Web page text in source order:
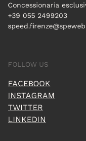
Concessionaria
+39 055 2499203
FOLLOW US
FACEBOOK
INSTAGRAM
TWITTER
LINKEDIN